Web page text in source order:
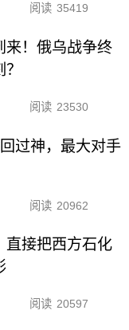
阅读 35419
来！俄乌战争终
阅读 23530
过神，最大对手
阅读 20962
直接把西方石化
阅读 20597